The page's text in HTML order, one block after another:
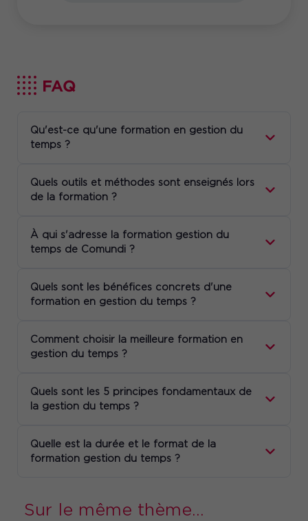
FAQ
Qu'est-ce qu'une formation en gestion du
temps ?
Quels outils et méthodes sont enseignés lors
de la formation ?
À qui s'adresse la formation gestion du
temps de Comundi ?
Quels sont les bénéfices concrets d'une
formation en gestion du temps ?
Comment choisir la meilleure formation en
gestion du temps ?
Quels sont les 5 principes fondamentaux de
la gestion du temps ?
Quelle est la durée et le format de la
formation gestion du temps ?
Sur le même thème...